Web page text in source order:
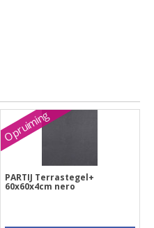
Opruiming
PARTIJ Terrastegel+
60x60x4cm nero